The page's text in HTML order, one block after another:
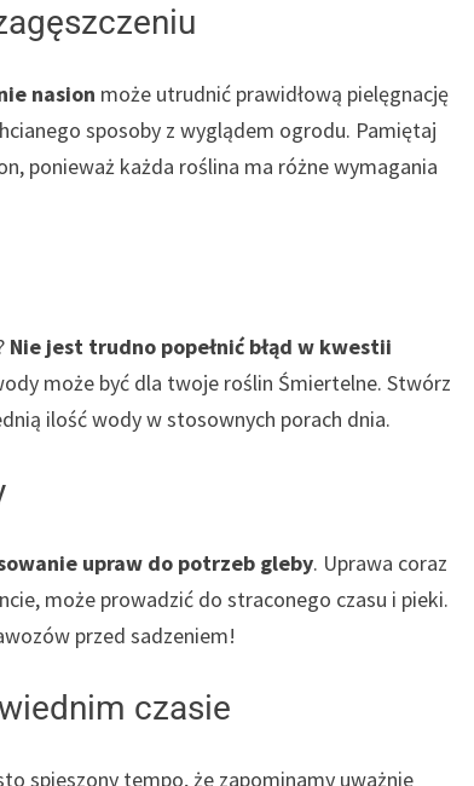
nasion może utrudnić prawidłową pielęgnację
sposoby z wyglądem ogrodu. Pamiętaj
ponieważ każda roślina ma różne wymagania
Nie jest trudno popełnić błąd w kwestii
może być dla twoje roślin Śmiertelne. Stwórz
ilość wody w stosownych porach dnia.
upraw do potrzeb gleby. Uprawa coraz
może prowadzić do straconego czasu i pieki.
przed sadzeniem!
czasie
spieszony tempo, że zapominamy uważnie